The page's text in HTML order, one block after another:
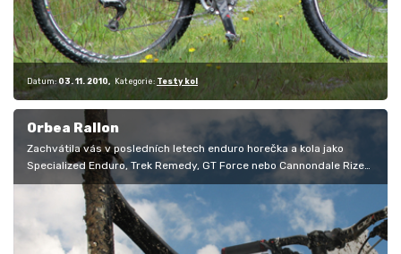
Datum: 03. 11. 2010 Kategorie: Testy kol
Orbea Rallon
Zachvátila vás v posledních letech enduro horečka a kola jako
Specialized Enduro, Trek Remedy, GT Force nebo Cannondale Rize
jsou pro vás…